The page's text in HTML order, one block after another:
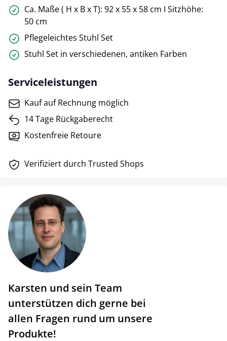
Ca. Maße ( H x B x T): 92 x 55 x 58 cm I Sitzhöhe:
50 cm
Pflegeleichtes Stuhl Set
Stuhl Set in verschiedenen, antiken Farben
Serviceleistungen
Kauf auf Rechnung möglich
14 Tage Rückgaberecht
Kostenfreie Retoure
Verifiziert durch Trusted Shops
Karsten und sein Team
unterstützen dich gerne bei
allen Fragen rund um unsere
Produkte!